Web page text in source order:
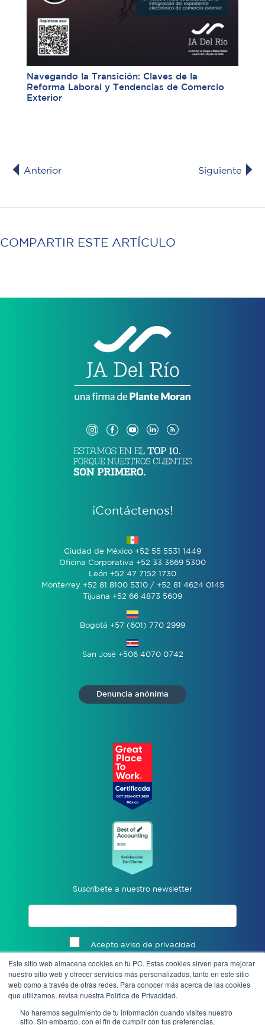
Este sitio web almacena cookies en tu PC. Estas cookies sirven para mejorar
nuestro sitio web y ofrecer servicios más personalizados, tanto en este sitio
web como a través de otras redes. Para conocer más acerca de las cookies
que utilizamos, revisa nuestra Política de Privacidad.
No haremos seguimiento de tu información cuando visites nuestro
sitio. Sin embargo, con el fin de cumplir con tus preferencias,
Navegando la Transición: Claves de la
Reforma Laboral y Tendencias de Comercio
Exterior
Anterior Siguiente
COMPARTIR ESTE ARTÍCULO
¡Contáctenos!
Ciudad de México +52 55 5531 1449
Oficina Corporativa +52 33 3669 5300
León +52 47 7152 1730
Monterrey +52 81 8100 5310 / +52 81 4624 0145
Tijuana +52 66 4873 5609
Bogotá +57 (601) 770 2999
San José +506 4070 0742
Denuncia anónima
Suscríbete a nuestro newsletter
Acepto aviso de privacidad
Enviar